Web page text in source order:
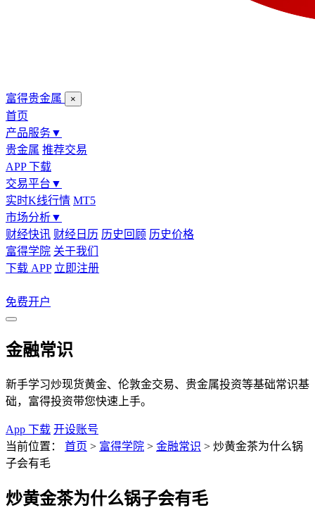
富得贵金属 ×
首页
产品服务▼
贵金属 推荐交易
APP 下载
交易平台 ▼
实时K线行情 MT5
市场分析▼
财经快讯 财经日历 历史回顾 历史价格
富得学院 关于我们
下载 APP 立即注册
免费开户
金融常识
新手学习炒现货黄金、伦敦金交易、贵金属投资等基础常识基
础，富得投资带您快速上手。
App 下载 开设账号
当前位置：
首页 > 富得学院 > 金融常识 > 炒黄金茶为什么锅
子会有毛
炒黄金茶为什么锅子会有毛